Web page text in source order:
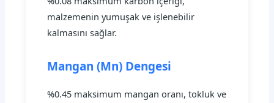
malzemenin yumuşak ve işlenebilir
kalmasını sağlar.
Mangan (Mn) Dengesi
%0.45 maksimum mangan oranı, tokluk ve